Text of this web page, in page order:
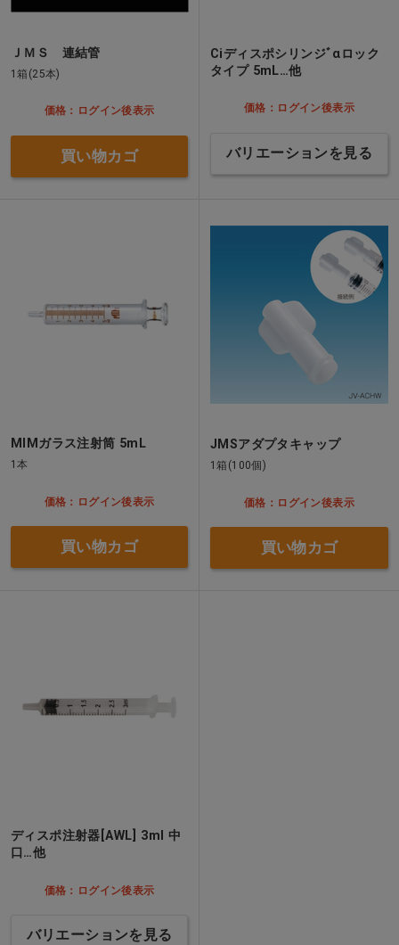
ＪＭＳ 連結管
1箱(25本)
価格：ログイン後表示
買い物カゴ
Ciディスポシリンジﾞαロック
タイプ 5mL…他
価格：ログイン後表示
バリエーションを見る
MIMガラス注射筒 5mL
1本
価格：ログイン後表示
買い物カゴ
JMSアダプタキャップ
1箱(100個)
価格：ログイン後表示
買い物カゴ
ディスポ注射器[AWL] 3ml 中
口…他
価格：ログイン後表示
バリエーションを見る